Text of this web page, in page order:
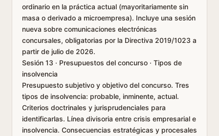
ordinario en la práctica actual (mayoritariamente sin
masa o derivado a microempresa). Incluye una sesión
nueva sobre comunicaciones electrónicas
concursales, obligatorias por la Directiva 2019/1023 a
partir de julio de 2026.
Sesión 13 · Presupuestos del concurso · Tipos de
insolvencia
Presupuesto subjetivo y objetivo del concurso. Tres
tipos de insolvencia: probable, inminente, actual.
Criterios doctrinales y jurisprudenciales para
identificarlas. Línea divisoria entre crisis empresarial e
insolvencia. Consecuencias estratégicas y procesales